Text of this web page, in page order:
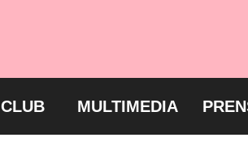
CLUB MULTIMEDIA